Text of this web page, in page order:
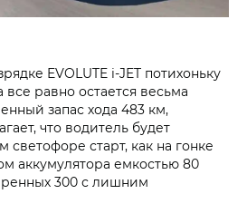
EVOLUTE i‑JET потихоньку
равно остается весьма
запас хода 483 км,
что водитель будет
светофоре старт, как на гонке
аккумулятора емкостью 80
300 с лишним